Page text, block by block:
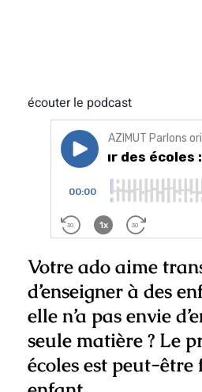
écouter le podcast
Votre ado aime
d’enseigner à des
elle n’a pas envie
seule matière ? Le
écoles est peut-